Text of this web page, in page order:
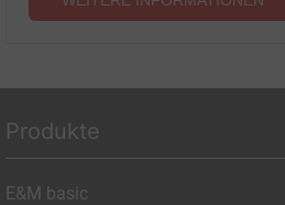
Produkte
E&M basic